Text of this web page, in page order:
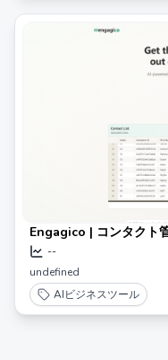
Engagico | コンタクト
--
undefined
AIビジネスツール